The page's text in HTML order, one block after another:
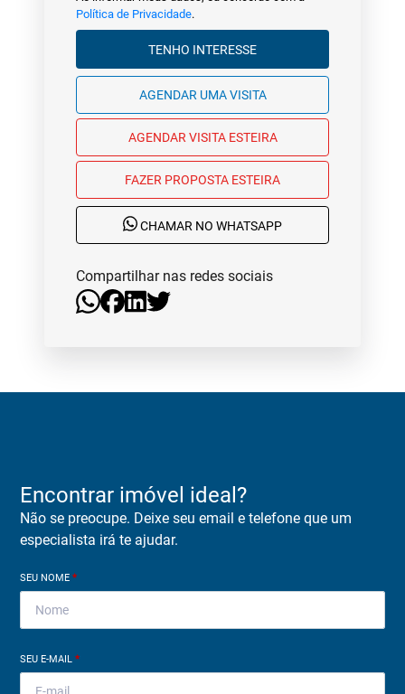
Política de Privacidade.
TENHO INTERESSE
AGENDAR UMA VISITA
AGENDAR VISITA ESTEIRA
FAZER PROPOSTA ESTEIRA
CHAMAR NO WHATSAPP
Compartilhar nas redes sociais
Encontrar imóvel ideal?
Não se preocupe. Deixe seu email e telefone que um
especialista irá te ajudar.
SEU NOME*
SEU E-MAIL*